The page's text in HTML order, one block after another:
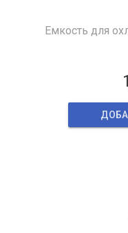
Емкость для